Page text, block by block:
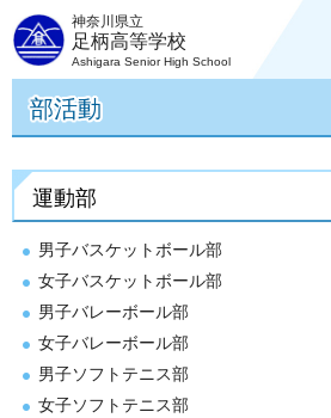
神奈川県立
足柄高等学校
Ashigara Senior High School
部活動
運動部
男子バスケットボール部
女子バスケットボール部
男子バレーボール部
女子バレーボール部
男子ソフトテニス部
女子ソフトテニス部